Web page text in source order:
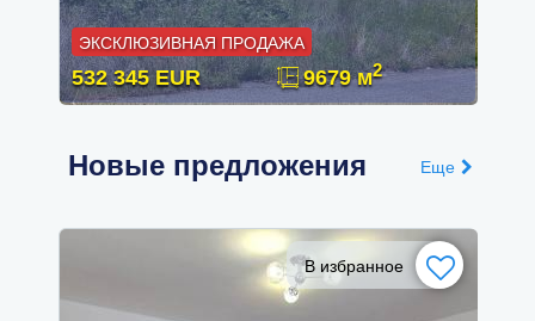
ЭКСКЛЮЗИВНАЯ ПРОДАЖА
532 345 EUR 9679 м2
Еще
Новые предложения
В избранное